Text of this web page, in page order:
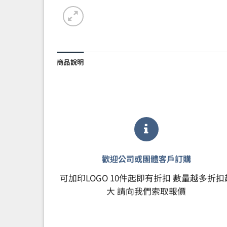
商品說明
歡迎公司或團體客戶訂購
可加印LOGO 10件起即有折扣 數量越多折扣
大 請向我們索取報價